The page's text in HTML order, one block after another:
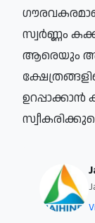
സ്വര്‍ണ്ണം
ആരെയും